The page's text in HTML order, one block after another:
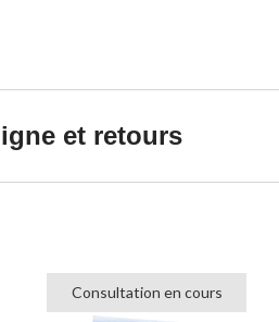
et retours
Consultation en cours